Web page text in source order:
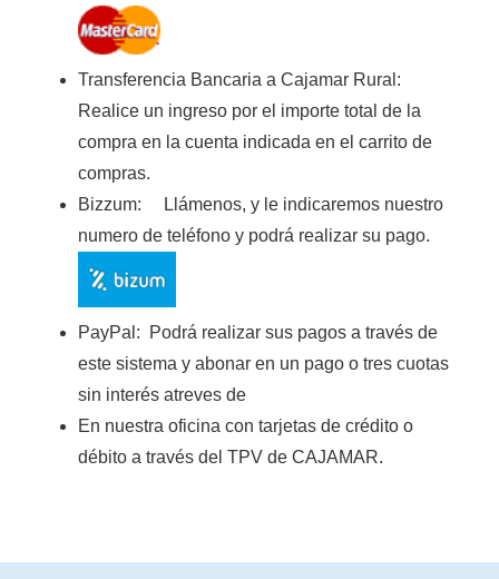
Transferencia Bancaria a Cajamar Rura l:
Realice un ingreso por el importe total de la
compra en la cuenta indicada en el carrito de
compras.
Bizzum:
Llámenos, y le indicaremos nuestro
numero de teléfono y podrá realizar su pago.
PayPal:
Podrá realizar sus pagos a través de
este sistema y abonar en un pago o tres cuotas
sin interés atreves de
En nuestra oficina con tarjetas de crédito o
débito a través del TPV de CAJAMAR.